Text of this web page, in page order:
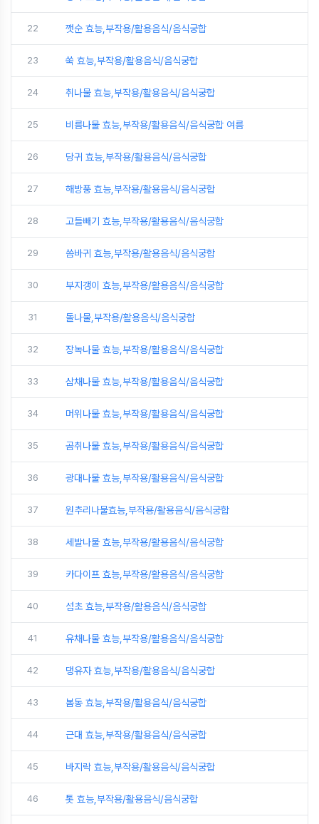
22 깻순 효능,부작용/활용음식/음식궁합
23 쑥 효능,부작용/활용음식/음식궁합
24 취나물 효능,부작용/활용음식/음식궁합
25 비름나물 효능,부작용/활용음식/음식궁합 여름
26 당귀 효능,부작용/활용음식/음식궁합
27 해방풍 효능,부작용/활용음식/음식궁합
28 고들빼기 효능,부작용/활용음식/음식궁합
29 씀바귀 효능,부작용/활용음식/음식궁합
30 부지갱이 효능,부작용/활용음식/음식궁합
31 돌나물,부작용/활용음식/음식궁합
32 장녹나물 효능,부작용/활용음식/음식궁합
33 삼채나물 효능,부작용/활용음식/음식궁합
34 머위나물 효능,부작용/활용음식/음식궁합
35 곰취나물 효능,부작용/활용음식/음식궁합
36 광대나물 효능,부작용/활용음식/음식궁합
37 원추리나물효능,부작용/활용음식/음식궁합
38 세발나물 효능,부작용/활용음식/음식궁합
39 카다이프 효능,부작용/활용음식/음식궁합
40 섬초 효능,부작용/활용음식/음식궁합
41 유채나물 효능,부작용/활용음식/음식궁합
42 댕유자 효능,부작용/활용음식/음식궁합
43 봄동 효능,부작용/활용음식/음식궁합
44 근대 효능,부작용/활용음식/음식궁합
45 바지락 효능,부작용/활용음식/음식궁합
46 톳 효능,부작용/활용음식/음식궁합